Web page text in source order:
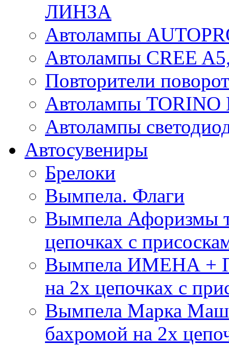
ЛИНЗА
Автолампы
Автолампы CREE
Повторители
Автолампы
Автолампы
Автосувениры
Брелоки
Вымпела. Флаги
Вымпела Афоризмы
цепочках с
Вымпела ИМЕНА +
на 2х цепочках с
Вымпела Марка
бахромой на 2х